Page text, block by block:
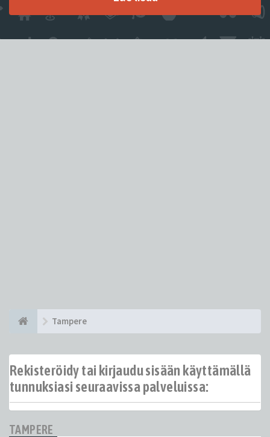
Tampere
Rekisteröidy tai kirjaudu sisään käyttämällä
tunnuksiasi seuraavissa palveluissa:
TAMPERE